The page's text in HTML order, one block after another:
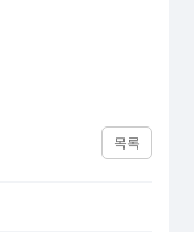
목록